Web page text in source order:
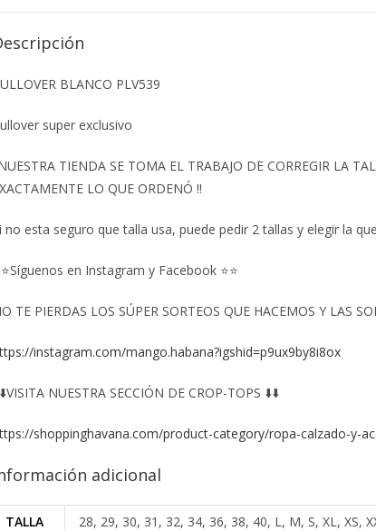
BLANCO PLV539
super exclusivo
TIENDA SE TOMA EL TRABAJO DE CORREGIR LA
LO QUE ORDENÓ ‼️
no esta seguro que talla usa, puede pedir 2 tallas y elegir la
en Instagram y Facebook ⭐⭐
TE PIERDAS LOS SÚPER SORTEOS QUE HACEMOS Y LAS
instagram.com/mango.habana?igshid=p9ux9by8i8ox
NUESTRA SECCIÓN DE CROP-TOPS ⬇️⬇️
shoppinghavana.com/product-category/ropa-calzado-y-
adicional
TALLA 28, 29, 30, 31, 32, 34, 36, 38, 40, L, M, S, XL, XS,